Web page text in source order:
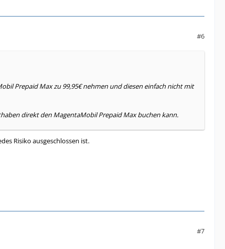
#6
Prepaid Max zu 99,95€ nehmen und diesen einfach nicht mit
direkt den MagentaMobil Prepaid Max buchen kann.
Risiko ausgeschlossen ist.
#7